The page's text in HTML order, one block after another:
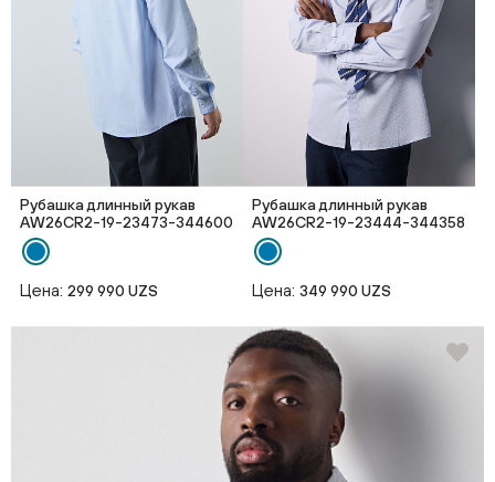
Рубашка длинный рукав
AW26CR2-19-23473-344600
Цена: 299 990 UZS
Рубашка длинный рукав
AW26CR2-19-23444-344358
Цена: 349 990 UZS